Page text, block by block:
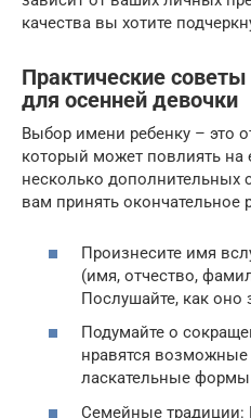
качества вы хотите
Практические
для осенней девочки
Выбор имени ребенку – это
который может повлиять на
несколько дополнительных
вам принять окончательное
Произнесите имя
(имя, отчество,
Послушайте, как оно
Подумайте о
нравятся
ласкательные
Семейные традиции: